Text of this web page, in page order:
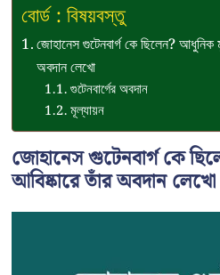
বোর্ড : বিষয়বস্তু
জোহানেস গুটেনবার্গ কে ছিলেন? আধুনিক
অবদান লেখো
গুটেনবার্গের অবদান
মূল্যায়ন
জোহানেস গুটেনবার্গ কে
আবিষ্কারে তাঁর অবদান লেখো